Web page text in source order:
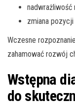
nadwrażliwość
zmiana
Wczesne
zahamować rozwój
Wstępna
do